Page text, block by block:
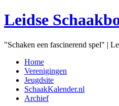
Leidse
"Schaken een fascinerend spel" |
Home
Verenigingen
Jeugdsite
SchaakKalender.nl
Archief